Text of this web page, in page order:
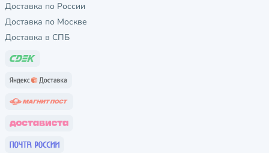
Доставка по России
Доставка по Москве
Доставка в СПБ